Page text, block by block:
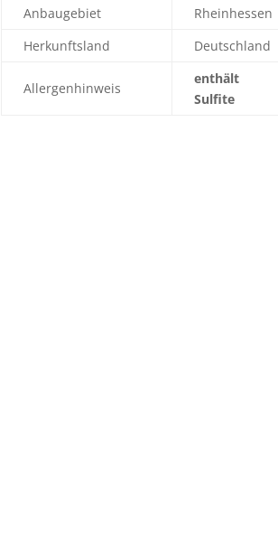
Anbaugebiet
Rheinhessen
Herkunftsland
Deutschland
Allergenhinweis
enthält
Sulfite